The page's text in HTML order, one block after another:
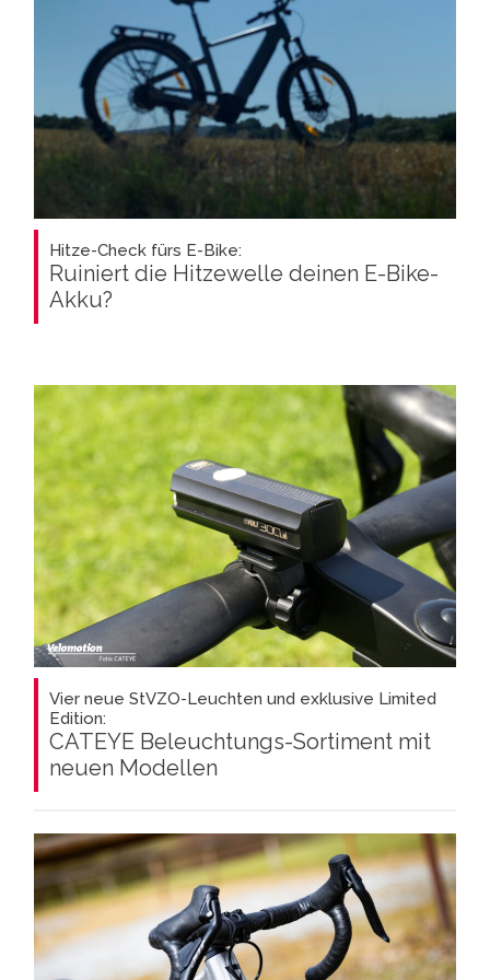
Hitze-Check fürs E-Bike:
Ruiniert die Hitzewelle deinen E-Bike-
Akku?
Vier neue StVZO-Leuchten und exklusive Limited
Edition:
CATEYE Beleuchtungs-Sortiment mit
neuen Modellen